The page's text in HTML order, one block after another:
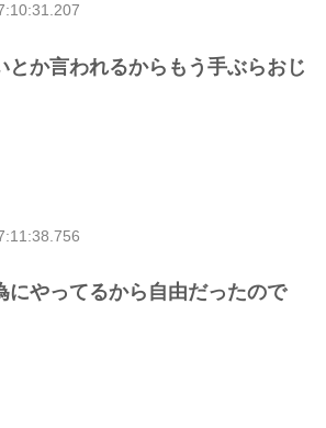
とか言われるからもう手ぶらおじ
にやってるから自由だったので